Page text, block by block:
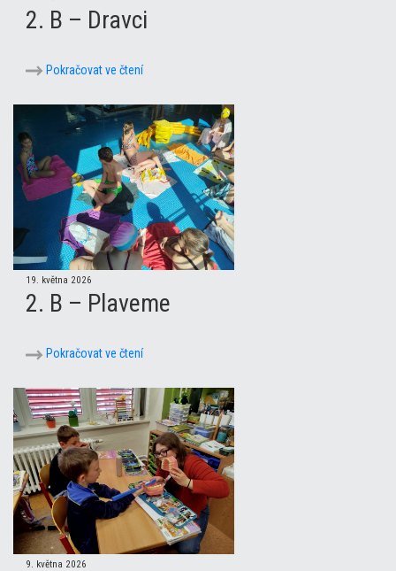
2. B – Dravci
Pokračovat ve čtení
19. května 2026
2. B – Plaveme
Pokračovat ve čtení
9. května 2026